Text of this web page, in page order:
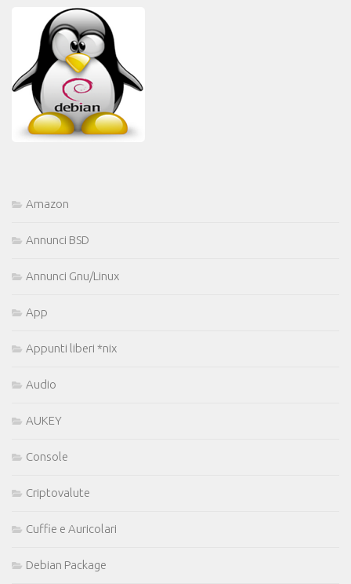
Amazon
Annunci BSD
Annunci Gnu/Linux
App
Appunti liberi *nix
Audio
AUKEY
Console
Criptovalute
Cuffie e Auricolari
Debian Package